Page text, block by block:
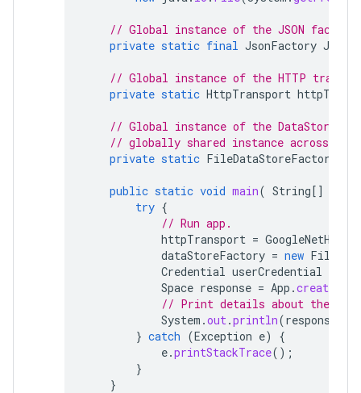
// Global instance of the JSON
private static final JsonFactory
// Global instance of the HTTP
private static HttpTransport
// Global instance of the
// globally shared instance across
private static FileDataStoreFactory
public static void main( String[]
try {
// Run app.
httpTransport =
dataStoreFactory = new
Credential userCredential
Space response = App .
// Print details about the
System .out .println(response
} catch (Exception e)
{
e.printStackTrace();
}
}